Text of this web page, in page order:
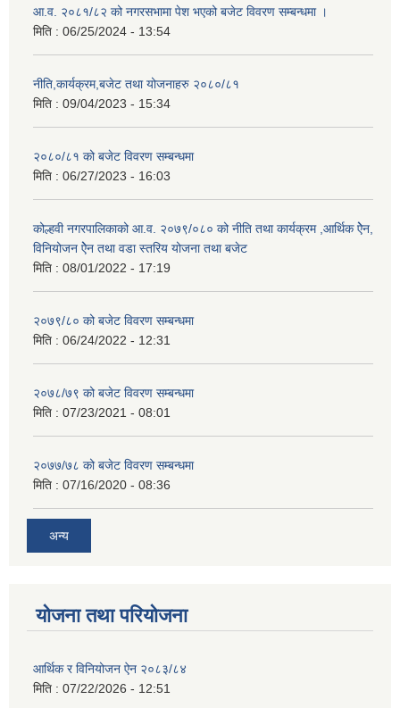
आ.व. २०८१/८२ को नगरसभामा पेश भएको बजेट विवरण सम्बन्धमा ।
मिति : 06/25/2024 - 13:54
नीति,कार्यक्रम,बजेट तथा योजनाहरु २०८०/८१
मिति : 09/04/2023 - 15:34
२०८०/८१ को बजेट विवरण सम्बन्धमा
मिति : 06/27/2023 - 16:03
कोल्हवी नगरपालिकाको आ.व. २०७९/०८० को नीति तथा कार्यक्रम ,आर्थिक ऐेन,
विनियोजन ऐेन तथा वडा स्तरिय योजना तथा बजेट
मिति : 08/01/2022 - 17:19
२०७९/८० को बजेट विवरण सम्बन्धमा
मिति : 06/24/2022 - 12:31
२०७८/७९ को बजेट विवरण सम्बन्धमा
मिति : 07/23/2021 - 08:01
२०७७/७८ को बजेट विवरण सम्बन्धमा
मिति : 07/16/2020 - 08:36
अन्य
योजना तथा परियोजना
आर्थिक र विनियोजन ऐन २०८३/८४
मिति : 07/22/2026 - 12:51